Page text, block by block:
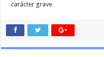
carácter grave